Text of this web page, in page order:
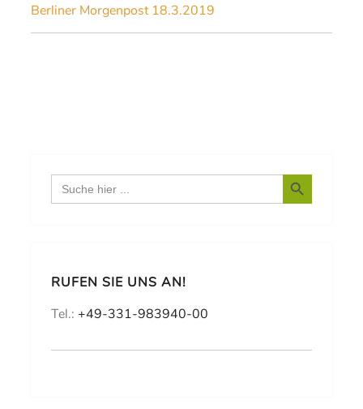
Berliner Morgenpost 18.3.2019
Search
for:
Search Button
RUFEN SIE UNS AN!
Tel.: +49-331-983940-00